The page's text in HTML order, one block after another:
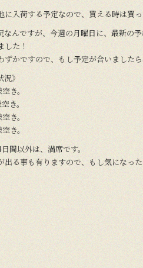
に入荷する予定なので、買える時は買
なんですが、今週の月曜日に、最新の
した！
ずかですので、もし予定が合いましたら
況》
き。
き。
き。
き。
間以外は、満席です。
る事も有りますので、もし気になっ